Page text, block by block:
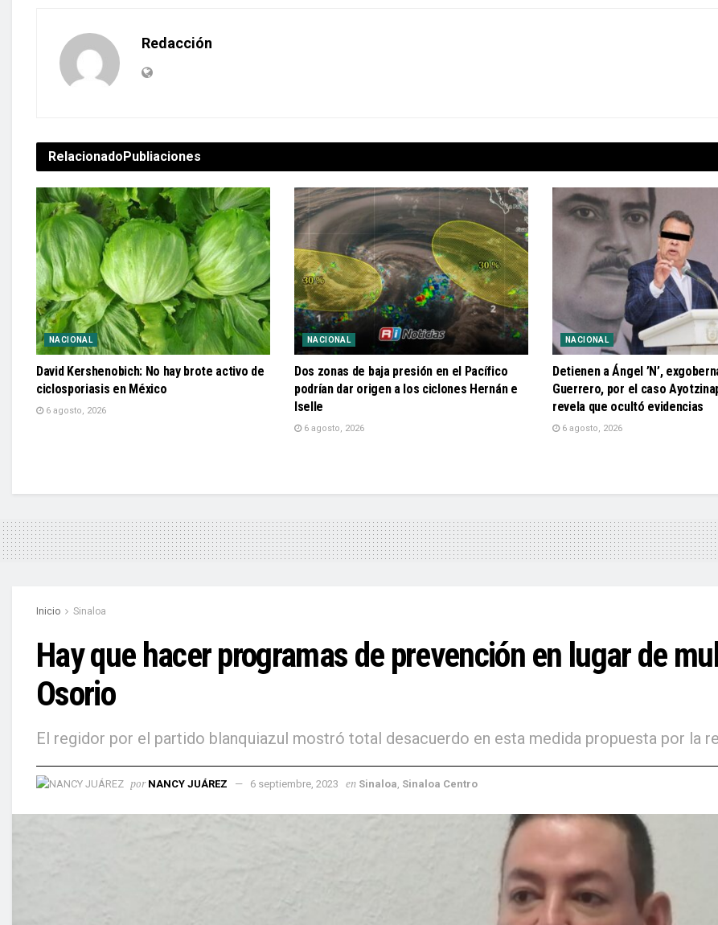
Redacción
RelacionadoPubliaciones
NACIONAL
David Kershenobich: No hay brote activo de
ciclosporiasis en México
6 agosto, 2026
NACIONAL
Dos zonas de baja presión en el Pacífico
podrían dar origen a los ciclones Hernán e
Iselle
6 agosto, 2026
NACIONAL
Detienen a Ángel ’N’,
Guerrero, por el caso
revela que ocultó evidencias
6 agosto, 2026
Inicio Sinaloa
Hay que hacer programas de prevención en lugar de
Osorio
El regidor por el partido blanquiazul mostró total desacuerdo en esta medida propuesta por la
por NANCY JUÁREZ 6 septiembre, 2023 en Sinaloa Sinaloa Centro